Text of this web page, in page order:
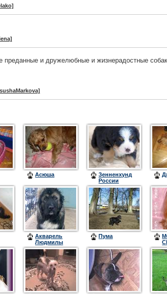
и дружелюбные и жизнерадостные
Асюша
Зенненхунд
России
Венедикта
Акварель
Людмилы
Цитадель
Пума